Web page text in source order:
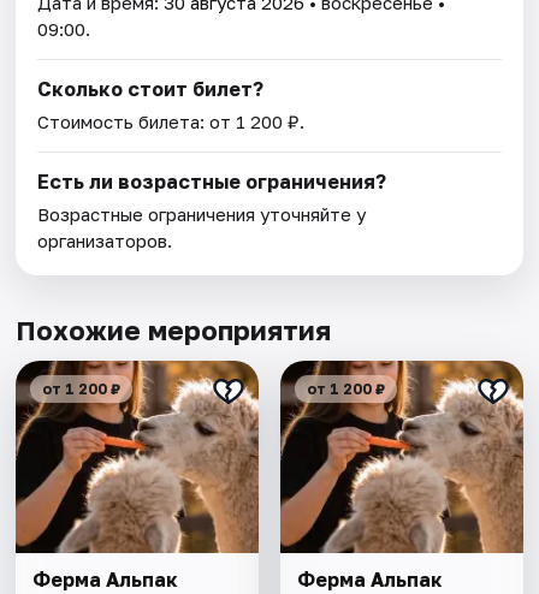
09:00.
Сколько стоит билет?
Стоимость билета: от 1 200 ₽.
Есть ли возрастные ограничения?
Возрастные ограничения уточняйте у
организаторов.
Похожие мероприятия
от 1 200 ₽
Ферма Альпак
от 1 200 ₽
Ферма Альпак